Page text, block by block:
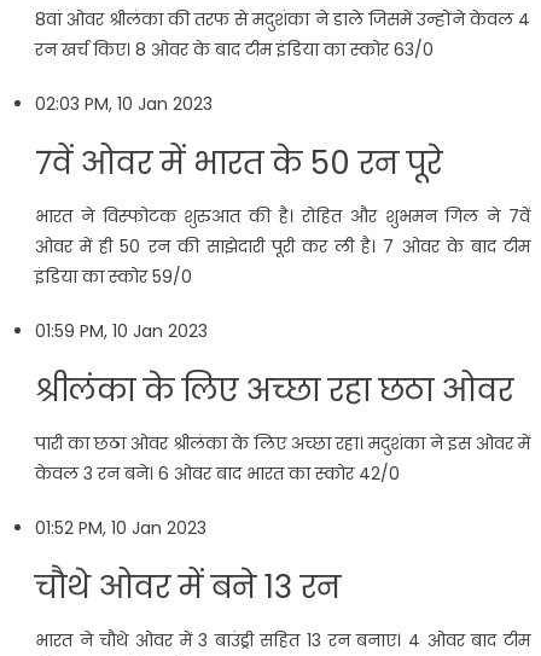
8वां ओवर श्रीलंका की तरफ से मदुशंका ने डाले जिसमें उन्होंने केवल 4
रन खर्च किए। 8 ओवर के बाद टीम इंडिया का स्कोर 63/0
02:03 PM, 10 Jan 2023
7वें ओवर में भारत के 50 रन पूरे
भारत ने विस्फोटक शुरुआत की है। रोहित और शुभमन गिल ने 7वें
ओवर में ही 50 रन की साझेदारी पूरी कर ली है। 7 ओवर के बाद टीम
इंडिया का स्कोर 59/0
01:59 PM, 10 Jan 2023
श्रीलंका के लिए अच्छा रहा छठा ओवर
पारी का छठा ओवर श्रीलंका के लिए अच्छा रहा। मदुशंका ने इस ओवर में
केवल 3 रन बने। 6 ओवर बाद भारत का स्कोर 42/0
01:52 PM, 10 Jan 2023
चौथे ओवर में बने 13 रन
भारत ने चौथे ओवर में 3 बाउंड्री सहित 13 रन बनाए। 4 ओवर बाद टीम